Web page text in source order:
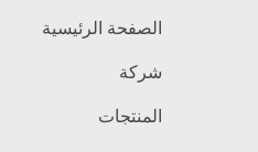
الصفحة الرئيسية
شركة
المنتجات